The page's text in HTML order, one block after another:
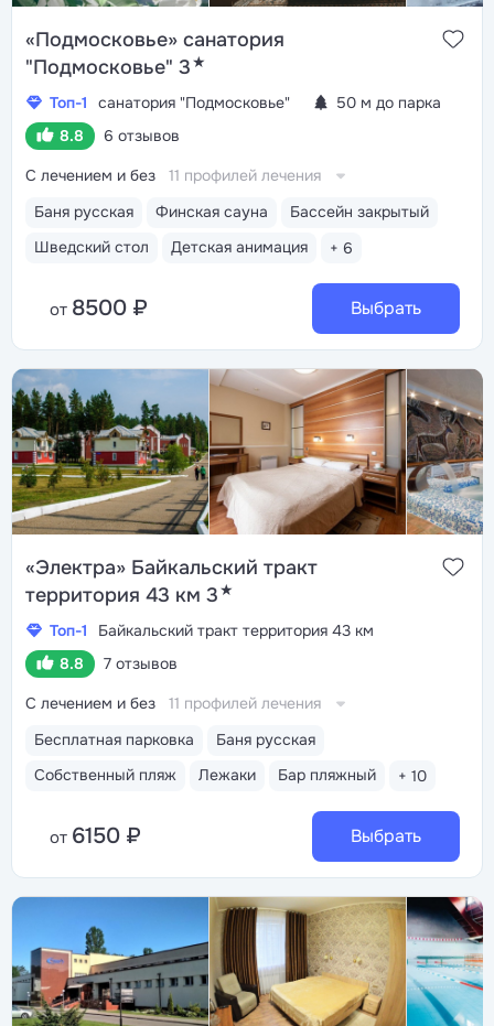
«Подмосковье» санатория
"Подмосковье" 3★
Топ-1 санатория "Подмосковье"
50 м до парка
8.8
6 отзывов
Баня русская Финская сауна
Бассейн закрытый
Шведский стол
Детская анимация + 6
С лечением и без 11 профилей лечения
от 8500 ₽ Выбрать
«Электра» Байкальский тракт
территория 43 км 3★
Топ-1
Байкальский тракт территория 43 км
8.8
7 отзывов
Бесплатная парковка
Баня русская
Собственный пляж
Лежаки Бар пляжный + 10
С лечением и без 11 профилей лечения
от 6150 ₽ Выбрать